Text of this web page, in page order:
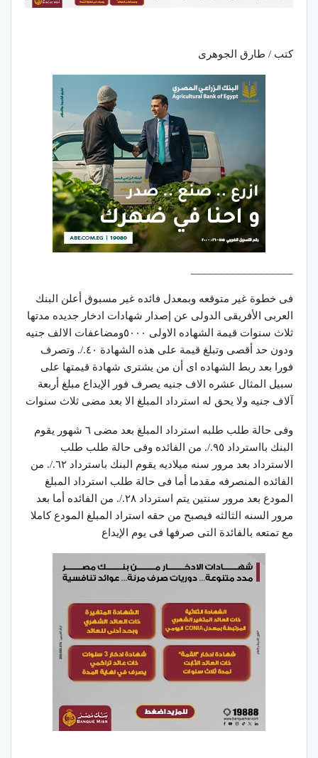
كتب / طارق الجوهرى
فى خطوة غير متوقعه وبمعدل فائده غير مسبوق أعلن البنك
العربى الأفريقى الدولى عن إصدار شهادات ادخار جديده مدتها
ثلاث سنوات قيمة الشهاده الاولى ٥٠٠٠ومضاعفات الالف جنيه
ودون حد أقصى وتبلغ قيمة على هذه الشهادة ٤٠./. وتصرف
فورا بعد ربط الشهاده اى أن من يشترى شهادة قيمتها على
سبيل المثال عشره الاف جنيه يصرف فور الإيداع مبلغ أربعة
آلاف جنيه ولا يحق له استرداد المبلغ الا بعد مضى ثلاث سنوات
وفى حالة طلب طلبه استرداد المبلغ بعد مضى ٦ شهور يقوم
البنك بااسترداد ٩٥./. من الفائده وفى حالة طلب طلب
الاسترداد بعد مرور سنه ميلاديه يقوم البنك باسترداد ٦٢./. من
الفائده المنصرفه مقدما أما فى حالة طلب استرداد المبلغ
المودع بعد مرور سنتين يتم استرداد ٢٨./. من الفائده أما بعد
مرور السنه الثالثه فيصبح من حقه استراد المبلغ المودع كاملا
مع تمتعه بالفائدة التى صرفها فى يوم الإيداع